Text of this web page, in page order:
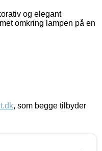
og elegant
omkring lampen på en
, som begge tilbyder